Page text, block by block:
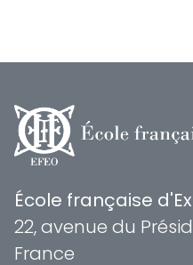
École française
22, avenue du
France